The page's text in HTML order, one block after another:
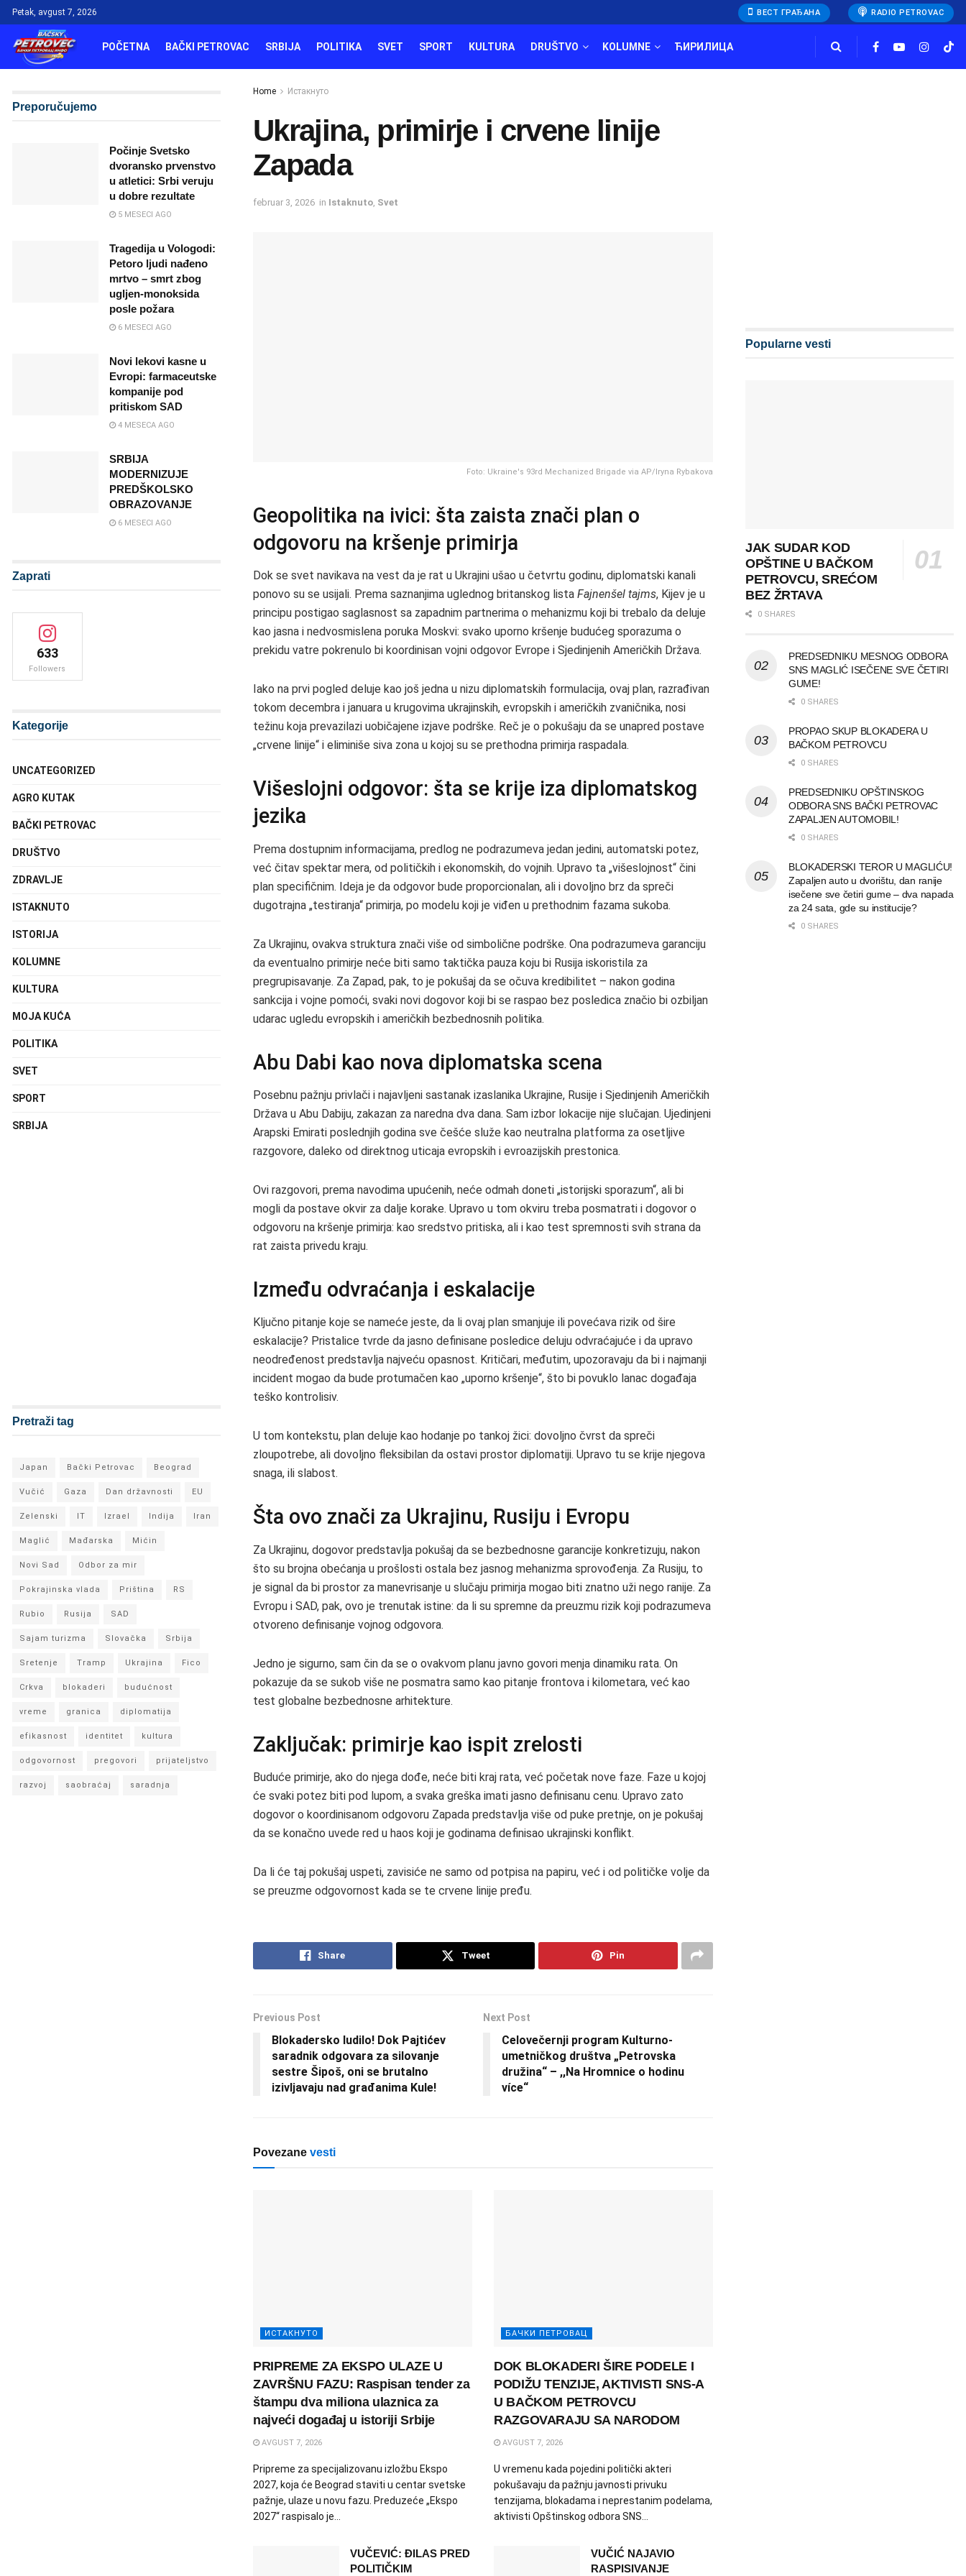
Petak, avgust 7, 2026 ВЕСТ ГРАЂАНА RADIO PETROVAC
POČETNA BAČKI PETROVAC SRBIJA POLITIKA SVET SPORT KULTURA DRUŠTVO KOLUMNE ЋИРИЛИЦА
Home Истакнуто
Ukrajina, primirje i crvene linije
Zapada
februar 3, 2026 in Istaknuto Svet
Foto: Ukraine's 93rd Mechanized Brigade via AP/Iryna Rybakova
Geopolitika na ivici: šta zaista znači plan o
odgovoru na kršenje primirja
Dok se svet navikava na vest da je rat u Ukrajini ušao u četvrtu godinu, diplomatski kanali
ponovo su se usijali. Prema saznanjima uglednog britanskog lista Fajnenšel tajms, Kijev je u
principu postigao saglasnost sa zapadnim partnerima o mehanizmu koji bi trebalo da deluje
kao jasna i nedvosmislena poruka Moskvi: svako uporno kršenje budućeg sporazuma o
prekidu vatre pokrenulo bi koordinisan vojni odgovor Evrope i Sjedinjenih Američkih Država.
Iako na prvi pogled deluje kao još jedna u nizu diplomatskih formulacija, ovaj plan, razrađivan
tokom decembra i januara u krugovima ukrajinskih, evropskih i američkih zvaničnika, nosi
težinu koja prevazilazi uobičajene izjave podrške. Reč je o pokušaju da se unapred postave
„crvene linije“ i eliminiše siva zona u kojoj su se prethodna primirja raspadala.
Višeslojni odgovor: šta se krije iza diplomatskog
jezika
Prema dostupnim informacijama, predlog ne podrazumeva jedan jedini, automatski potez,
već čitav spektar mera, od političkih i ekonomskih, do vojnih. Upravo ta „višeslojnost“ čini
plan specifičnim. Ideja je da odgovor bude proporcionalan, ali i dovoljno brz da spreči
dugotrajna „testiranja“ primirja, po modelu koji je viđen u prethodnim fazama sukoba.
Za Ukrajinu, ovakva struktura znači više od simbolične podrške. Ona podrazumeva garanciju
da eventualno primirje neće biti samo taktička pauza koju bi Rusija iskoristila za
pregrupisavanje. Za Zapad, pak, to je pokušaj da se očuva kredibilitet – nakon godina
sankcija i vojne pomoći, svaki novi dogovor koji bi se raspao bez posledica značio bi ozbiljan
udarac ugledu evropskih i američkih bezbednosnih politika.
Abu Dabi kao nova diplomatska scena
Posebnu pažnju privlači i najavljeni sastanak izaslanika Ukrajine, Rusije i Sjedinjenih Američkih
Država u Abu Dabiju, zakazan za naredna dva dana. Sam izbor lokacije nije slučajan. Ujedinjeni
Arapski Emirati poslednjih godina sve češće služe kao neutralna platforma za osetljive
razgovore, daleko od direktnog uticaja evropskih i evroazijskih prestonica.
Ovi razgovori, prema navodima upućenih, neće odmah doneti „istorijski sporazum“, ali bi
mogli da postave okvir za dalje korake. Upravo u tom okviru treba posmatrati i dogovor o
odgovoru na kršenje primirja: kao sredstvo pritiska, ali i kao test spremnosti svih strana da
rat zaista privedu kraju.
Između odvraćanja i eskalacije
Ključno pitanje koje se nameće jeste, da li ovaj plan smanjuje ili povećava rizik od šire
eskalacije? Pristalice tvrde da jasno definisane posledice deluju odvraćajuće i da upravo
neodređenost predstavlja najveću opasnost. Kritičari, međutim, upozoravaju da bi i najmanji
incident mogao da bude protumačen kao „uporno kršenje“, što bi povuklo lanac događaja
teško kontrolisiv.
U tom kontekstu, plan deluje kao hodanje po tankoj žici: dovoljno čvrst da spreči
zloupotrebe, ali dovoljno fleksibilan da ostavi prostor diplomatiji. Upravo tu se krije njegova
snaga, ili slabost.
Šta ovo znači za Ukrajinu, Rusiju i Evropu
Za Ukrajinu, dogovor predstavlja pokušaj da se bezbednosne garancije konkretizuju, nakon
što su brojna obećanja u prošlosti ostala bez jasnog mehanizma sprovođenja. Za Rusiju, to
je signal da bi prostor za manevrisanje u slučaju primirja mogao biti znatno uži nego ranije. Za
Evropu i SAD, pak, ovo je trenutak istine: da li su spremne da preuzmu rizik koji podrazumeva
otvoreno definisanje vojnog odgovora.
Jedno je sigurno, sam čin da se o ovakvom planu javno govori menja dinamiku rata. On
pokazuje da se sukob više ne posmatra samo kao pitanje frontova i kilometara, već kao
test globalne bezbednosne arhitekture.
Zaključak: primirje kao ispit zrelosti
Buduće primirje, ako do njega dođe, neće biti kraj rata, već početak nove faze. Faze u kojoj
će svaki potez biti pod lupom, a svaka greška imati jasno definisanu cenu. Upravo zato
dogovor o koordinisanom odgovoru Zapada predstavlja više od puke pretnje, on je pokušaj
da se konačno uvede red u haos koji je godinama definisao ukrajinski konflikt.
Da li će taj pokušaj uspeti, zavisiće ne samo od potpisa na papiru, već i od političke volje da
se preuzme odgovornost kada se te crvene linije pređu.
Share Tweet Pin
Previous Post
Blokadersko ludilo! Dok Pajtićev
saradnik odgovara za silovanje
sestre Šipoš, oni se brutalno
izivljavaju nad građanima Kule!
Next Post
Celovečernji program Kulturno-
umetničkog društva „Petrovska
družina“ – ,,Na Hromnice o hodinu
více“
Povezane vesti
ИСТАКНУТО
PRIPREME ZA EKSPO ULAZE U
ZAVRŠNU FAZU: Raspisan tender za
štampu dva miliona ulaznica za
najveći događaj u istoriji Srbije
AVGUST 7, 2026
Pripreme za specijalizovanu izložbu Ekspo
2027, koja će Beograd staviti u centar svetske
pažnje, ulaze u novu fazu. Preduzeće „Ekspo
2027“ raspisalo je...
БАЧКИ ПЕТРОВАЦ
DOK BLOKADERI ŠIRE PODELE I
PODIŽU TENZIJE, AKTIVISTI SNS-A
U BAČKOM PETROVCU
RAZGOVARAJU SA NARODOM
AVGUST 7, 2026
U vremenu kada pojedini politički akteri
pokušavaju da pažnju javnosti privuku
tenzijama, blokadama i neprestanim podelama,
aktivisti Opštinskog odbora SNS...
VUČEVIĆ: ĐILAS PRED
POLITIČKIM
VUČIĆ NAJAVIO
RASPISIVANJE
Preporučujemo
Počinje Svetsko
dvoransko prvenstvo
u atletici: Srbi veruju
u dobre rezultate
5 MESECI AGO
Tragedija u Vologodi:
Petoro ljudi nađeno
mrtvo – smrt zbog
ugljen‑monoksida
posle požara
6 MESECI AGO
Novi lekovi kasne u
Evropi: farmaceutske
kompanije pod
pritiskom SAD
4 MESECA AGO
SRBIJA
MODERNIZUJE
PREDŠKOLSKO
OBRAZOVANJE
6 MESECI AGO
Zaprati
633
Followers
Kategorije
UNCATEGORIZED
AGRO KUTAK
BAČKI PETROVAC
DRUŠTVO
ZDRAVLJE
ISTAKNUTO
ISTORIJA
KOLUMNE
KULTURA
MOJA KUĆA
POLITIKA
SVET
SPORT
SRBIJA
Pretraži tag
Japan Bački Petrovac Beograd
Vučić Gaza Dan državnosti EU
Zelenski IT Izrael Indija Iran
Maglić Mađarska Mićin
Novi Sad Odbor za mir
Pokrajinska vlada Priština RS
Rubio Rusija SAD
Sajam turizma Slovačka Srbija
Sretenje Tramp Ukrajina Fico
Crkva blokaderi budućnost
vreme granica diplomatija
efikasnost identitet kultura
odgovornost pregovori prijateljstvo
razvoj saobraćaj saradnja
Popularne vesti
JAK SUDAR KOD
OPŠTINE U BAČKOM
PETROVCU, SREĆOM
BEZ ŽRTAVA
0 SHARES
PREDSEDNIKU MESNOG ODBORA
SNS MAGLIĆ ISEČENE SVE ČETIRI
GUME!
0 SHARES
PROPAO SKUP BLOKADERA U
BAČKOM PETROVCU
0 SHARES
PREDSEDNIKU OPŠTINSKOG
ODBORA SNS BAČKI PETROVAC
ZAPALJEN AUTOMOBIL!
0 SHARES
BLOKADERSKI TEROR U MAGLIĆU!
Zapaljen auto u dvorištu, dan ranije
isečene sve četiri gume – dva napada
za 24 sata, gde su institucije?
0 SHARES